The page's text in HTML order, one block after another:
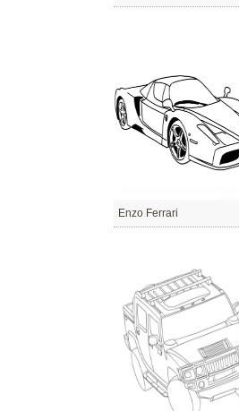
Enzo Ferrari